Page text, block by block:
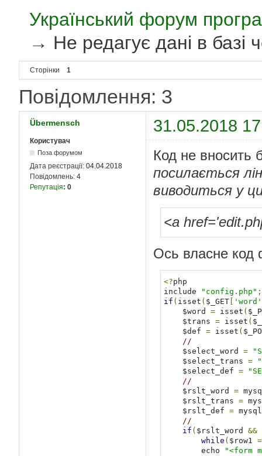
Український форум
→ Не редагує дані в
Сторінки 1
Повідомлення: 3
Übermensch 31.05.2018
Користувач
Поза форумом
Дата реєстрації: 04.04.2018
Повідомлень: 4
Репутація: 0
Код не вносить
посилається
виводиться у
<a
Ось власне код
<?php
include
"config.php" ;
if ( isset ( $_GET[ 'word'
    $word
= isset (
    $trans
= isset (
    $def
= isset (
//
    $select_word
=
    $select_trans
=
    $select_def
=
//
    $rslt_word
=
    $rslt_trans
=
    $rslt_def
=
//
if ( $rslt_word &&
while ( $row1 =
        echo
"<form